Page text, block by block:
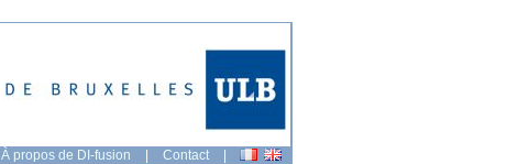
À propos de DI-fusion | Contact |